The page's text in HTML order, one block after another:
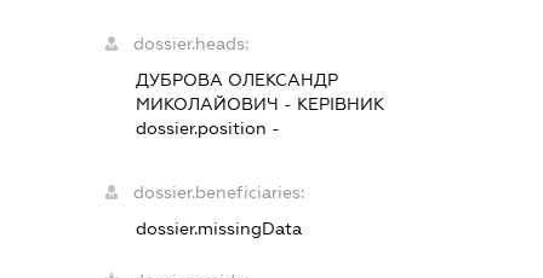
dossier.heads:
ДУБРОВА ОЛЕКСАНДР
МИКОЛАЙОВИЧ - КЕРІВНИК
dossier.position -
dossier.beneficiaries:
dossier.missingData